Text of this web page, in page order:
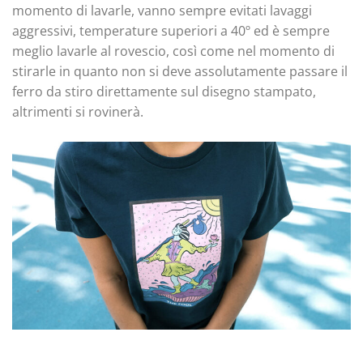
momento di lavarle, vanno sempre evitati lavaggi
aggressivi, temperature superiori a 40º ed è sempre
meglio lavarle al rovescio, così come nel momento di
stirarle in quanto non si deve assolutamente passare il
ferro da stiro direttamente sul disegno stampato,
altrimenti si rovinerà.